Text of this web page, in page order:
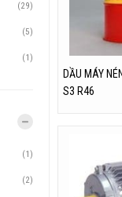
(29)
(5)
(1)
(1)
(2)
DẦU MÁY
S3 R46